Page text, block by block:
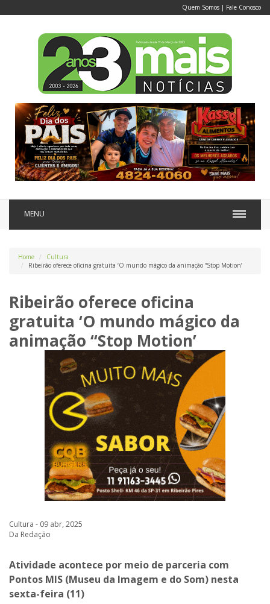
Quem Somos | Fale Conosco
MENU
Home
Cultura
Ribeirão oferece oficina gratuita ‘O mundo mágico da animação “Stop Motion’
Ribeirão oferece oficina
gratuita ‘O mundo mágico da
animação “Stop Motion’
Cultura - 09 abr, 2025
Da Redação
Atividade acontece por meio de parceria com
Pontos MIS (Museu da Imagem e do Som) nesta
sexta-feira (11)